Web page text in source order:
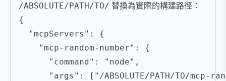
/ABSOLUTE/PATH/TO/ 替換為實際的構建路徑：
{
  "mcpServers": {
    "mcp-random-number": {
      "command": "node",
"args": ["/ABSOLUTE/PATH/TO/mcp-